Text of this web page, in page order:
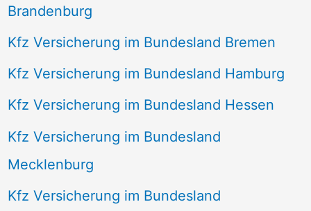
Brandenburg
Kfz Versicherung im Bundesland Bremen
Kfz Versicherung im Bundesland Hamburg
Kfz Versicherung im Bundesland Hessen
Kfz Versicherung im Bundesland
Mecklenburg
Kfz Versicherung im Bundesland